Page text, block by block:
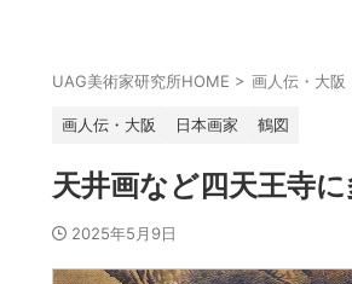
UAG美術家研究所HOME > 画人伝・大阪
画人伝・大阪 日本画家 鶴図
天井画など四天王寺
2025年5月9日